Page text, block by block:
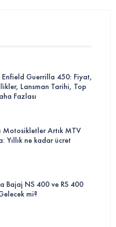
Guerrilla 450: Fiyat,
Lansman Tarihi, Top
Fazlası
Motosikletler Artık MTV
Yıllık ne kadar ücret
Bajaj NS 400 ve RS 400
mi?